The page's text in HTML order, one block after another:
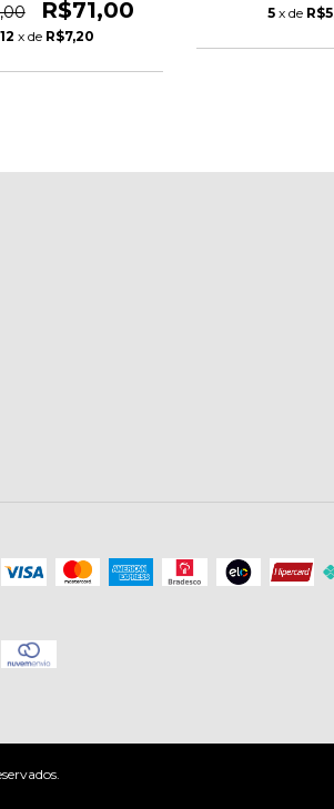
R$71,00
12 x de R$7,20
5 x de